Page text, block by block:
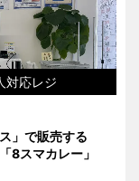
対応レジ
」で販売する
8スマカレー」